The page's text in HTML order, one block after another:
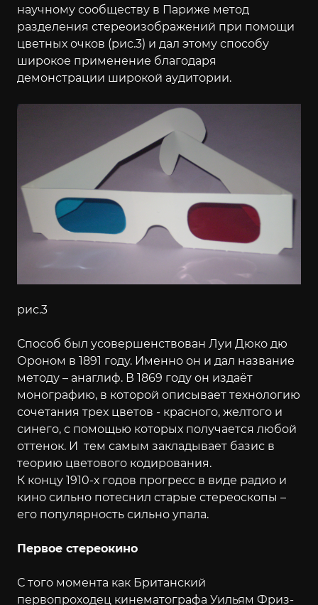
научному сообществу в Париже метод
разделения стереоизображений при помощи
цветных очков (рис.3) и дал этому способу
широкое применение благодаря
демонстрации широкой аудитории.
рис.3
Способ был усовершенствован Луи Дюко дю
Ороном в 1891 году. Именно он и дал название
методу – анаглиф. В 1869 году он издаёт
монографию, в которой описывает технологию
сочетания трех цветов - красного, желтого и
синего, с помощью которых получается любой
оттенок. И тем самым закладывает базис в
теорию цветового кодирования.
К концу 1910-х годов прогресс в виде радио и
кино сильно потеснил старые стереоскопы –
его популярность сильно упала.
Первое стереокино
С того момента как Британский
первопроходец кинематографа Уильям Фриз-